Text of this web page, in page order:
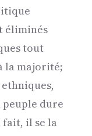
éliminés
tout
la majorité;
peuple dure
fait, il se la